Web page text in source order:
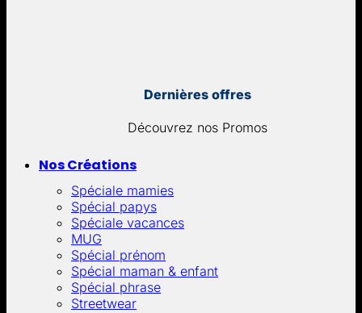
Dernières offres
Découvrez nos Promos
Nos Créations
Spéciale mamies
Spécial papys
Spéciale vacances
MUG
Spécial prénom
Spécial maman & enfant
Spécial phrase
Streetwear